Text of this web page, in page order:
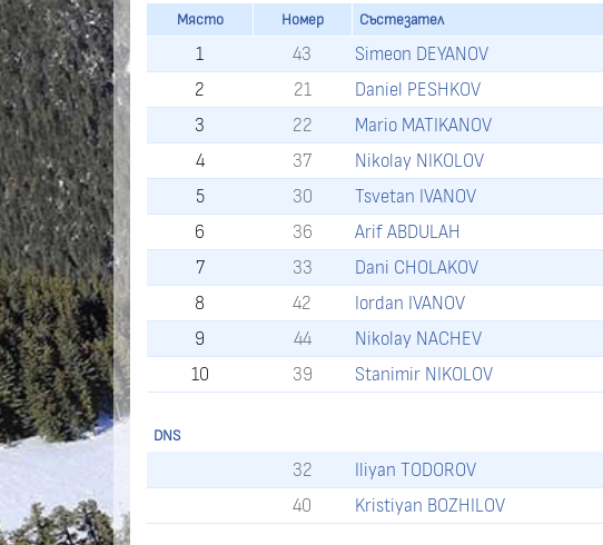
Място Номер Състезател
1 43 Simeon DEYANOV
2 21 Daniel PESHKOV
3 22 Mario MATIKANOV
4 37 Nikolay NIKOLOV
5 30 Tsvetan IVANOV
6 36 Arif ABDULAH
7 33 Dani CHOLAKOV
8 42 Iordan IVANOV
9 44 Nikolay NACHEV
10 39 Stanimir NIKOLOV
DNS
32 Iliyan TODOROV
40
Kristiyan BOZHILOV